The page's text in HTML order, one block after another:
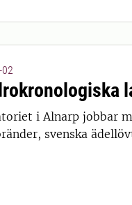
i Alnarp jobbar
svenska